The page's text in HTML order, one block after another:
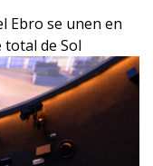
Ebro se unen en
total de Sol